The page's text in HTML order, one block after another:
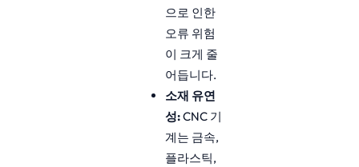
으로 인한
오류 위험
이 크게 줄
어듭니다.
소재 유연
성:CNC 기
계는 금속,
플라스틱,